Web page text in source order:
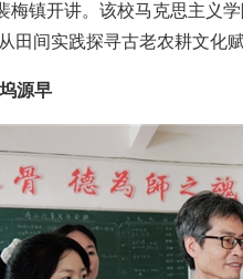
梅镇开讲。该校马克思主义
田间实践探寻古老农耕文化
坞源早